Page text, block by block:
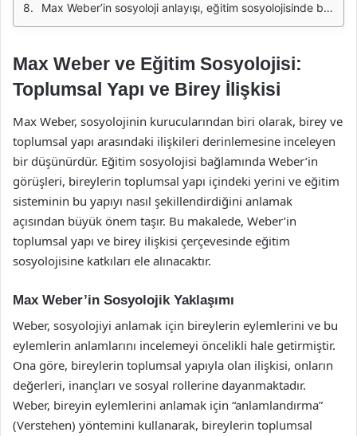
Max Weber’in sosyoloji anlayışı, eğitim sosyolojisinde birey ve toplumsal yapı arasındaki dinamik ilişkileri anlamada kritik bir rol oynamaktadır. Eğitim, bireylerin toplumsal konumlarını belirleyen bir araç olmasının yanı sıra, toplumsal yapıların da bireyler üzerinde yarattığı etkileri incelemek için önemli bir perspektif sunar. Bu bağlamda, Weber’in çalışmaları, eğitim sosyolojisi alanındaki araştırmalar için zengin bir kaynak oluşturur.
Max Weber ve Eğitim Sosyolojisi:
Toplumsal Yapı ve Birey İlişkisi
Max Weber, sosyolojinin kurucularından biri olarak, birey ve
toplumsal yapı arasındaki ilişkileri derinlemesine inceleyen
bir düşünürdür. Eğitim sosyolojisi bağlamında Weber’in
görüşleri, bireylerin toplumsal yapı içindeki yerini ve eğitim
sisteminin bu yapıyı nasıl şekillendirdiğini anlamak
açısından büyük önem taşır. Bu makalede, Weber’in
toplumsal yapı ve birey ilişkisi çerçevesinde eğitim
sosyolojisine katkıları ele alınacaktır.
Max Weber’in Sosyolojik Yaklaşımı
Weber, sosyolojiyi anlamak için bireylerin eylemlerini ve bu
eylemlerin anlamlarını incelemeyi öncelikli hale getirmiştir.
Ona göre, bireylerin toplumsal yapıyla olan ilişkisi, onların
değerleri, inançları ve sosyal rollerine dayanmaktadır.
Weber, bireyin eylemlerini anlamak için “anlamlandırma”
(Verstehen) yöntemini kullanarak, bireylerin toplumsal